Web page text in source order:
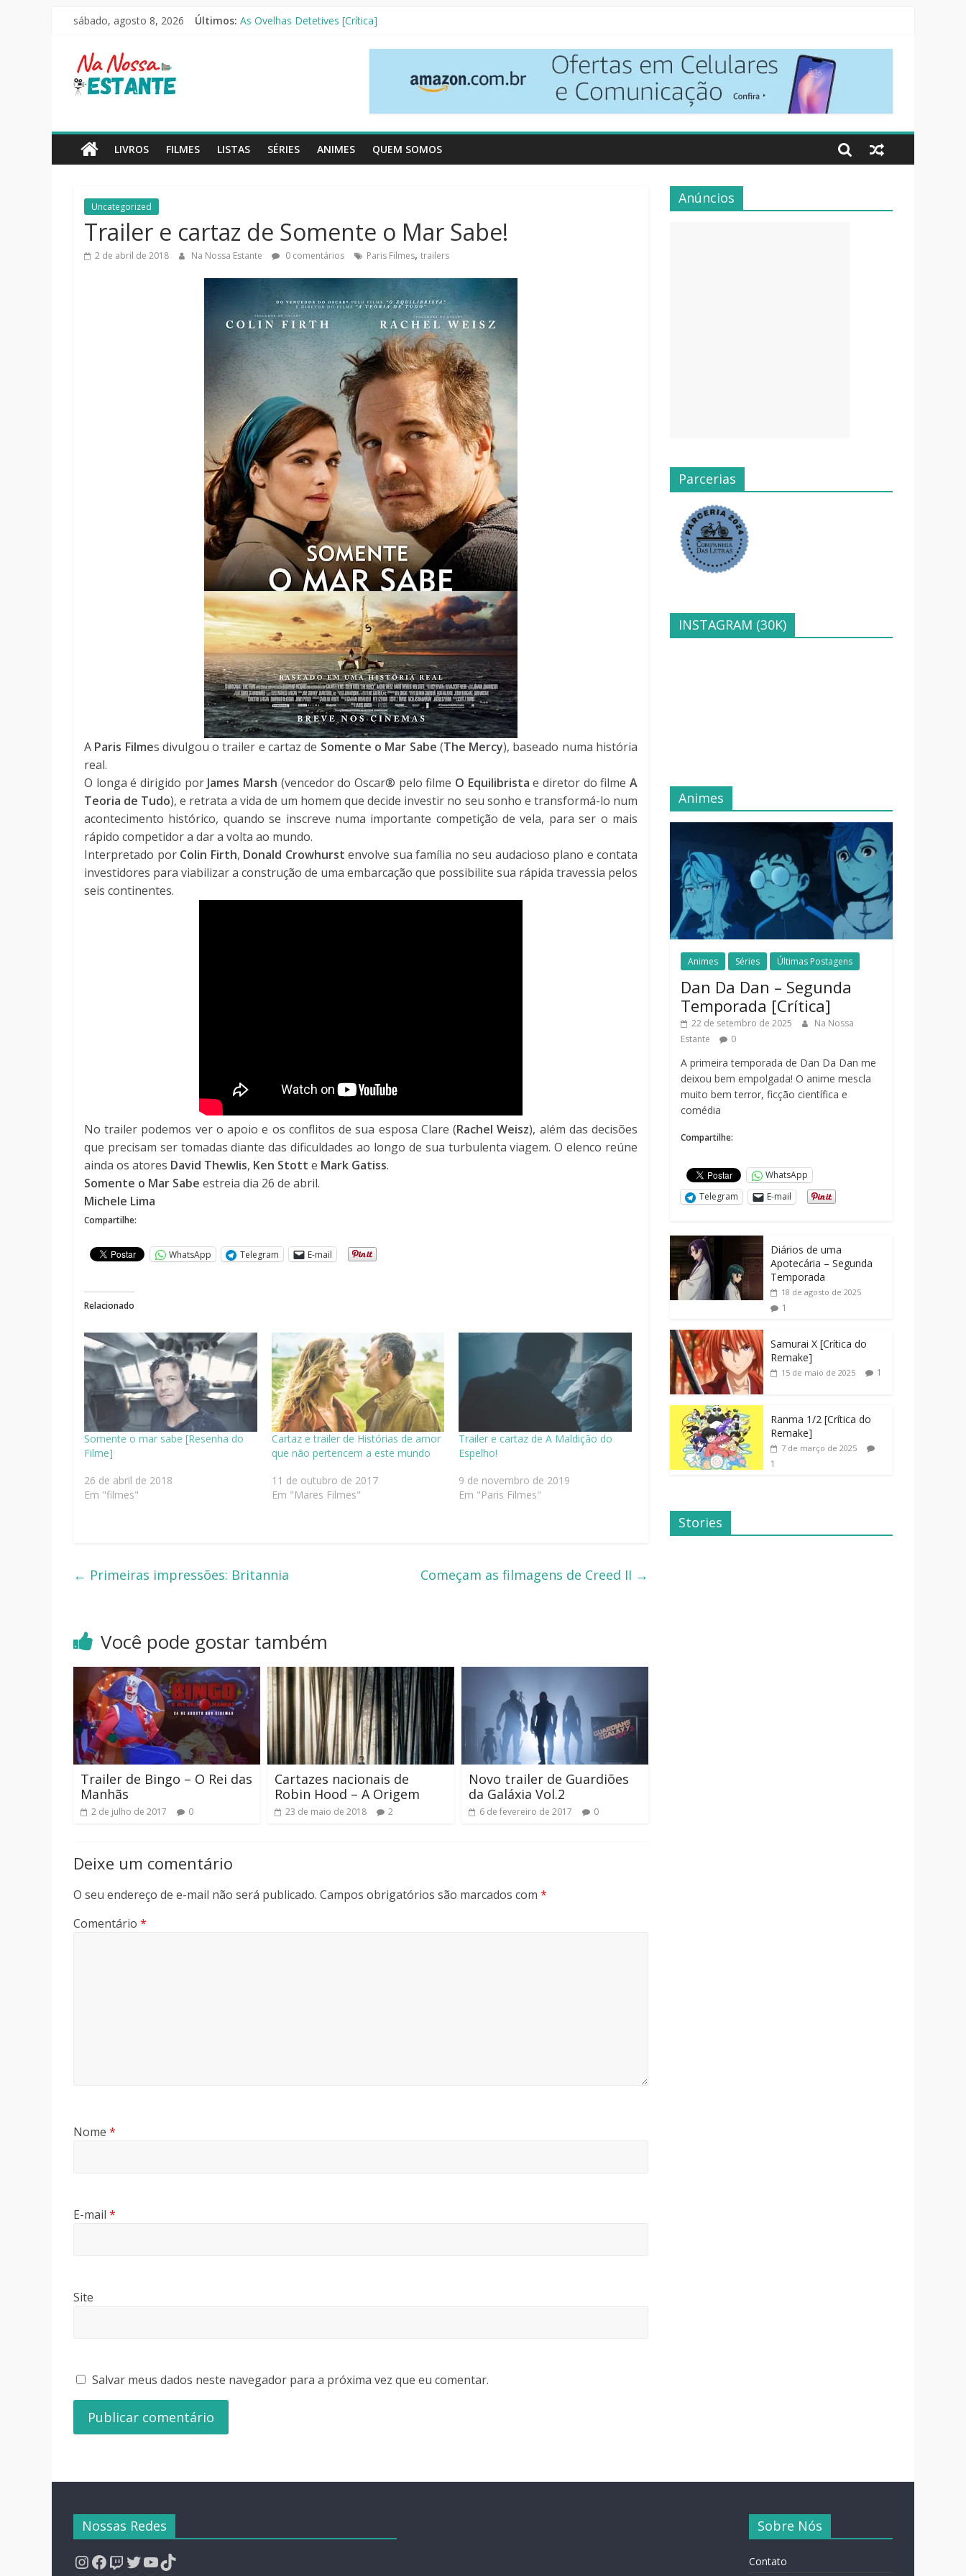
Pular
conteúdo
sábado, agosto 8, 2026 Últimos: O Pistoleiro [Resenha Literária]
Mestres do Universo [Crtítica]
Na
Nossa
Estante
livros,
filmes,
séries
LIVROS FILMES LISTAS SÉRIES ANIMES QUEM SOMOS
Uncategorized
Trailer e cartaz de Somente o Mar Sabe!
2 de abril de 2018 Na Nossa Estante 0 comentários Paris Filmes, trailers
A Paris Filmes divulgou o trailer e cartaz de Somente o Mar Sabe (The Mercy), baseado numa história
real.
O longa é dirigido por James Marsh (vencedor do Oscar® pelo filme O Equilibrista e diretor do filmeA
Teoria de Tudo), e retrata a vida de um homem que decide investir no seu sonho e transformá-lo num
acontecimento histórico, quando se inscreve numa importante competição de vela, para ser o mais
rápido competidor a dar a volta ao mundo.
Interpretado por Colin Firth, Donald Crowhurst envolve sua família no seu audacioso plano e contata
investidores para viabilizar a construção de uma embarcação que possibilite sua rápida travessia pelos
seis continentes.
No trailer podemos ver o apoio e os conflitos de sua esposa Clare (Rachel Weisz), além das decisões
que precisam ser tomadas diante das dificuldades ao longo de sua turbulenta viagem. O elenco reúne
ainda os atores David Thewlis, Ken Stott e Mark Gatiss.
Somente o Mar Sabe estreia dia 26 de abril.
Michele Lima
Compartilhe:
WhatsApp Telegram E-mail
Relacionado
Somente o mar sabe [Resenha do
Filme]
26 de abril de 2018
Em "filmes"
Cartaz e trailer de Histórias de amor
que não pertencem a este mundo
11 de outubro de 2017
Em "Mares Filmes"
Trailer e cartaz de A Maldição do
Espelho!
9 de novembro de 2019
Em "Paris Filmes"
← Primeiras impressões: Britannia Começam as filmagens de Creed II →
Você pode gostar também
Trailer de Bingo – O Rei das
Manhãs
2 de julho de 2017 0
Cartazes nacionais de
Robin Hood – A Origem
23 de maio de 2018 2
Novo trailer de Guardiões
da Galáxia Vol.2
6 de fevereiro de 2017 0
Deixe um comentário
O seu endereço de e-mail não será publicado. Campos obrigatórios são marcados com *
Comentário *
Nome *
E-mail *
Site
Salvar meus dados neste navegador para a próxima vez que eu comentar.
Anúncios
Parcerias
INSTAGRAM (30K)
Animes
Animes Séries Últimas Postagens
Dan Da Dan – Segunda
Temporada [Crítica]
22 de setembro de 2025
Na Nossa
Estante
0
A primeira temporada de Dan Da Dan me
deixou bem empolgada! O anime mescla
muito bem terror, ficção científica e
comédia
Compartilhe:
WhatsApp
Telegram
E-mail
Diários de uma
Apotecária – Segunda
Temporada
18 de agosto de 2025
1
Samurai X [Crítica do
Remake]
15 de maio de 2025 1
Ranma 1/2 [Crítica do
Remake]
7 de março de 2025
1
Stories
Dicas de
Filmes Para o
Família
Nossas Redes
Instagram
Facebook
Twitch
Twitter
YouTube
TikTok
Sobre Nós
Contato